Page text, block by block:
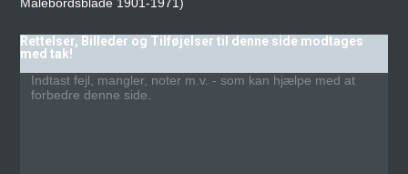
Rettelser, Billeder og Tilføjelser til denne side modtages
med tak!